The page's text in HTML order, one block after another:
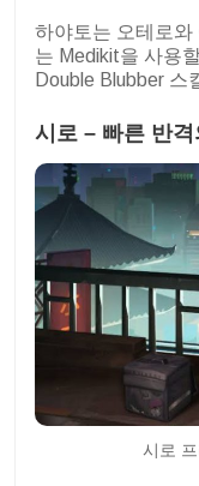
하야토는 오테로
는 Medikit을 사용
Double Blubber 스
시로 – 빠른 반
시로